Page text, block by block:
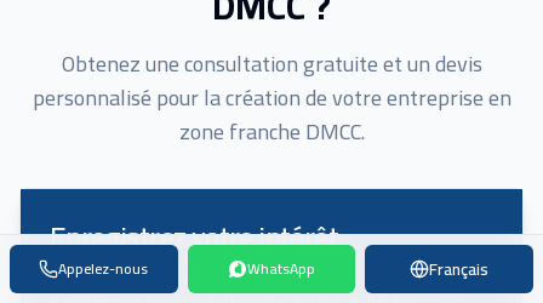
Obtenez une consultation gratuite et un devis
personnalisé pour la création de votre entreprise en
zone franche DMCC.
Enregistrez votre intérêt
Remplissez ce formulaire et nos consultants en création
Appelez-nous WhatsApp Français